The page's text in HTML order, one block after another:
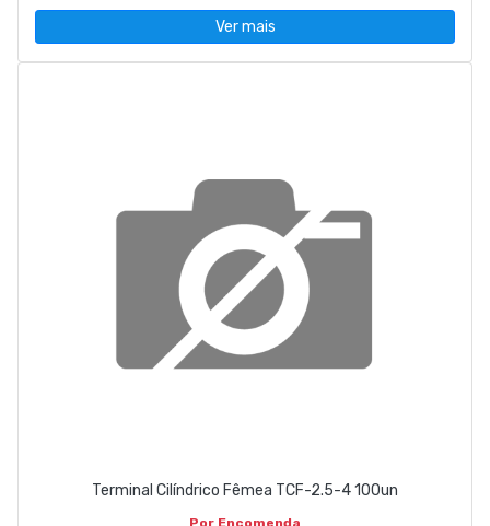
Ver mais
Terminal Cilíndrico Fêmea TCF-2.5-4 100un
Por Encomenda